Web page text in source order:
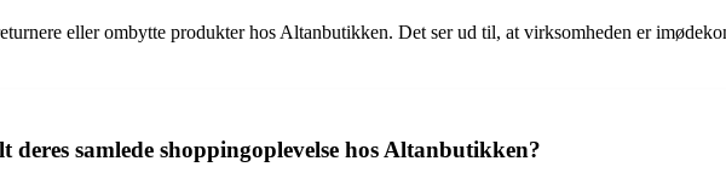
eller ombytte produkter hos Altanbutikken. Det ser ud til, at virksomheden er
samlede shoppingoplevelse hos Altanbutikken?